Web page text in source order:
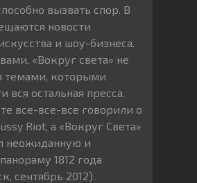
вызвать спор. В
новости
и шоу-бизнеса.
«Вокруг света» не
темами, которыми
вся остальная пресса.
все-все-все говорили о
Riot, а «Вокруг Света»
неожиданную и
1812 года
сентябрь 2012).